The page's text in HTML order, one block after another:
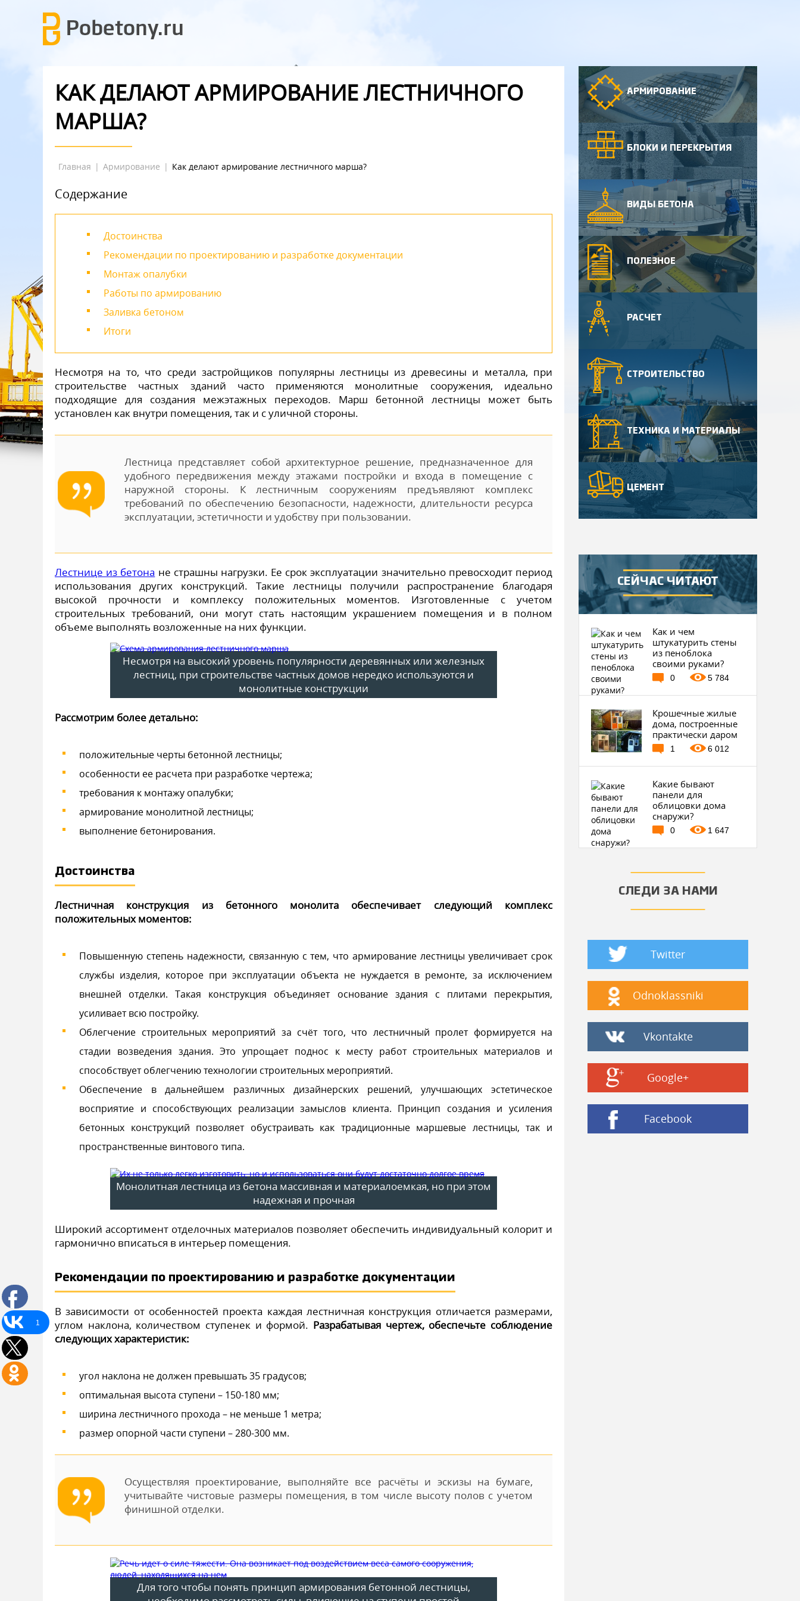
КАК ДЕЛАЮТ АРМИРОВАНИЕ ЛЕСТНИЧНОГО
МАРША?
Главная | Армирование | Как делают армирование лестничного марша?
Содержание
Достоинства
Рекомендации по проектированию и разработке документации
Монтаж опалубки
Работы по армированию
Заливка бетоном
Итоги
Несмотря на то, что среди застройщиков популярны лестницы из древесины и металла, при
строительстве частных зданий часто применяются монолитные сооружения, идеально
подходящие для создания межэтажных переходов. Марш бетонной лестницы может быть
установлен как внутри помещения, так и с уличной стороны.
Лестница представляет собой архитектурное решение, предназначенное для
удобного передвижения между этажами постройки и входа в помещение с
наружной стороны. К лестничным сооружениям предъявляют комплекс
требований по обеспечению безопасности, надежности, длительности ресурса
эксплуатации, эстетичности и удобству при пользовании.
Лестнице из бетона не страшны нагрузки. Ее срок эксплуатации значительно превосходит период
использования других конструкций. Такие лестницы получили распространение благодаря
высокой прочности и комплексу положительных моментов. Изготовленные с учетом
строительных требований, они могут стать настоящим украшением помещения и в полном
объеме выполнять возложенные на них функции.
Несмотря на высокий уровень популярности деревянных или железных
лестниц, при строительстве частных домов нередко используются и
монолитные конструкции
Рассмотрим более детально:
положительные черты бетонной лестницы;
особенности ее расчета при разработке чертежа;
требования к монтажу опалубки;
армирование монолитной лестницы;
выполнение бетонирования.
Достоинства
Лестничная конструкция из бетонного монолита обеспечивает следующий комплекс
положительных моментов:
Повышенную степень надежности, связанную с тем, что армирование лестницы увеличивает срок
службы изделия, которое при эксплуатации объекта не нуждается в ремонте, за исключением
внешней отделки. Такая конструкция объединяет основание здания с плитами перекрытия,
усиливает всю постройку.
Облегчение строительных мероприятий за счёт того, что лестничный пролет формируется на
стадии возведения здания. Это упрощает поднос к месту работ строительных материалов и
способствует облегчению технологии строительных мероприятий.
Обеспечение в дальнейшем различных дизайнерских решений, улучшающих эстетическое
восприятие и способствующих реализации замыслов клиента. Принцип создания и усиления
бетонных конструкций позволяет обустраивать как традиционные маршевые лестницы, так и
пространственные винтового типа.
Монолитная лестница из бетона массивная и материалоемкая, но при этом
надежная и прочная
Широкий ассортимент отделочных материалов позволяет обеспечить индивидуальный колорит и
гармонично вписаться в интерьер помещения.
Рекомендации по проектированию и разработке документации
В зависимости от особенностей проекта каждая лестничная конструкция отличается размерами,
углом наклона, количеством ступенек и формой. Разрабатывая чертеж, обеспечьте соблюдение
следующих характеристик:
угол наклона не должен превышать 35 градусов;
оптимальная высота ступени – 150-180 мм;
ширина лестничного прохода – не меньше 1 метра;
размер опорной части ступени – 280-300 мм.
Осуществляя проектирование, выполняйте все расчёты и эскизы на бумаге,
учитывайте чистовые размеры помещения, в том числе высоту полов с учетом
финишной отделки.
Для того чтобы понять принцип армирования бетонной лестницы,
1
АРМИРОВАНИЕ
БЛОКИ И ПЕРЕКРЫТИЯ
ВИДЫ БЕТОНА
ПОЛЕЗНОЕ
РАСЧЕТ
СТРОИТЕЛЬСТВО
ТЕХНИКА И МАТЕРИАЛЫ
ЦЕМЕНТ
СЕЙЧАС ЧИТАЮТ
Как и чем
штукатурить стены
из пеноблока
своими руками?
0 5 784
Крошечные жилые
дома, построенные
практически даром
1 6 012
Какие бывают
панели для
облицовки дома
снаружи?
0 1 647
СЛЕДИ ЗА НАМИ
Twitter
Odnoklassniki
Vkontakte
Google+
Facebook